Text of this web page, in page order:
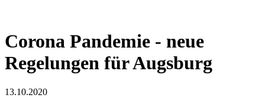
Corona Pandemie - neue
Regelungen für Augsburg
13.10.2020